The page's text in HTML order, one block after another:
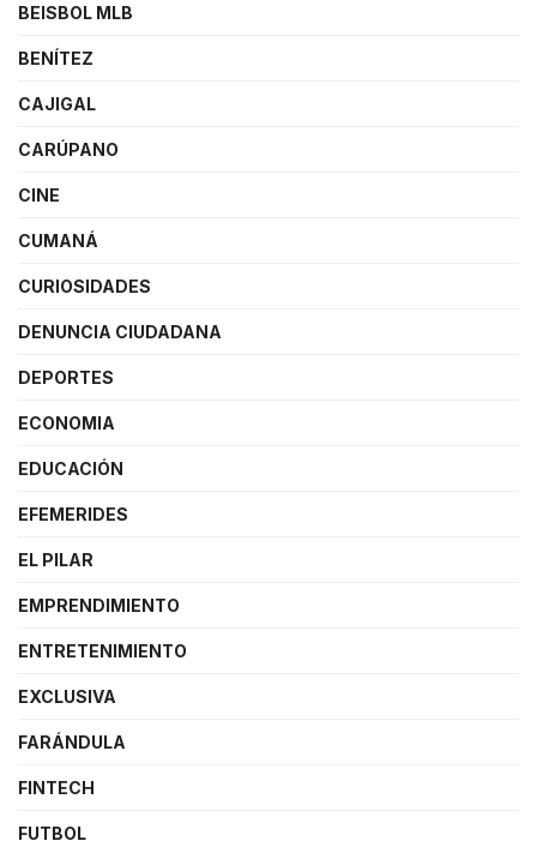
BEISBOL MLB
BENÍTEZ
CAJIGAL
CARÚPANO
CINE
CUMANÁ
CURIOSIDADES
DENUNCIA CIUDADANA
DEPORTES
ECONOMIA
EDUCACIÓN
EFEMERIDES
EL PILAR
EMPRENDIMIENTO
ENTRETENIMIENTO
EXCLUSIVA
FARÁNDULA
FINTECH
FUTBOL